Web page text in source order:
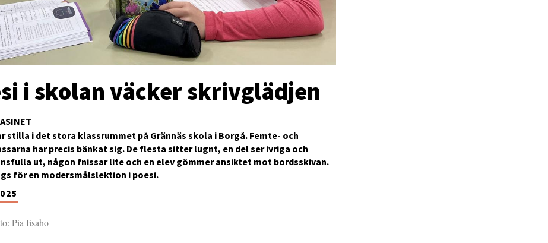
i skolan väcker skrivglädjen
stilla i det stora klassrummet på Grännäs skola i Borgå. Femte- och
har precis bänkat sig. De flesta sitter lugnt, en del ser ivriga och
ut, någon fnissar lite och en elev gömmer ansiktet mot bordsskivan.
för en modersmålslektion i poesi.
Pia Iisaho